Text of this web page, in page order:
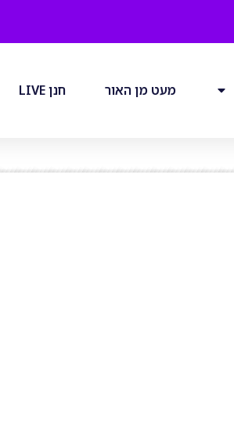
מעט מן האור חנן LIVE